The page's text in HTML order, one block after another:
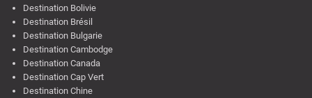
Destination Bolivie
Destination Brésil
Destination Bulgarie
Destination Cambodge
Destination Canada
Destination Cap Vert
Destination Chine